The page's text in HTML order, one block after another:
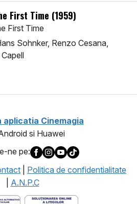
First Time (1959)
First Time
Sohnker, Renzo Cesana,
aplicatia Cinemagia
si Huawei
ne pe:
Politica de confidentialitate
A.N.P.C